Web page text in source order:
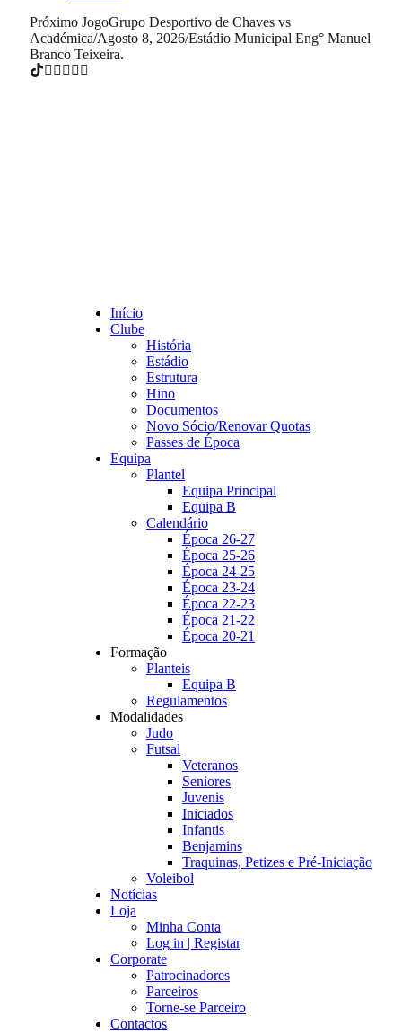
Próximo JogoGrupo Desportivo de Chaves vs
Académica/Agosto 8, 2026/Estádio Municipal Eng° Manuel
Branco Teixeira.
Início
Clube
História
Estádio
Estrutura
Hino
Documentos
Novo Sócio/Renovar Quotas
Passes de Época
Equipa
Plantel
Equipa Principal
Equipa B
Calendário
Época 26-27
Época 25-26
Época 24-25
Época 23-24
Época 22-23
Época 21-22
Época 20-21
Formação
Planteis
Equipa B
Regulamentos
Modalidades
Judo
Futsal
Veteranos
Seniores
Juvenis
Iniciados
Infantis
Benjamins
Traquinas, Petizes e Pré-Iniciação
Voleibol
Notícias
Loja
Minha Conta
Log in | Registar
Corporate
Patrocinadores
Parceiros
Torne-se Parceiro
Contactos